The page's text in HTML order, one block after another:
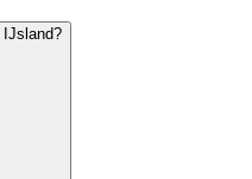
IJsland?